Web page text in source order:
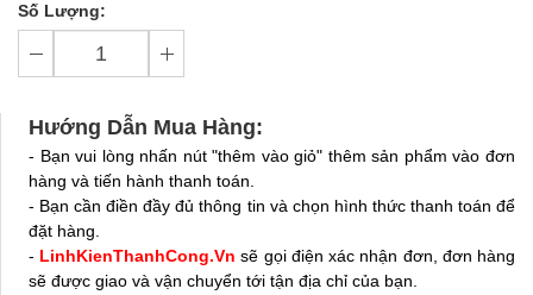
Số Lượng:
Hướng Dẫn Mua Hàng:
- Bạn vui lòng nhấn nút "thêm vào giỏ" thêm sản phẩm vào đơn
hàng và tiến hành thanh toán.
- Bạn cần điền đầy đủ thông tin và chọn hình thức thanh toán để
đặt hàng.
- LinhKienThanhCong.Vn sẽ gọi điện xác nhận đơn, đơn hàng
sẽ được giao và vận chuyển tới tận địa chỉ của bạn.